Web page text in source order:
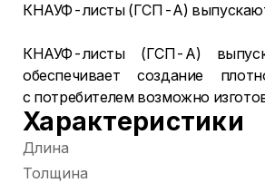
КНАУФ-листы (ГСП-А)
КНАУФ-листы (ГСП-А)
обеспечивает создание
с потребителем возможно
Характеристики
Длина
Толщина